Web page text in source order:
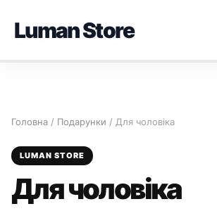
Luman Store
Головна / Подарунки / Для чоловіка
LUMAN STORE
Для чоловіка